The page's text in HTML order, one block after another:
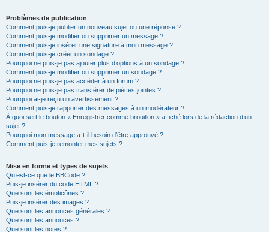
Problèmes de publication
Comment puis-je publier un nouveau sujet ou une réponse ?
Comment puis-je modifier ou supprimer un message ?
Comment puis-je insérer une signature à mon message ?
Comment puis-je créer un sondage ?
Pourquoi ne puis-je pas ajouter plus d’options à un sondage ?
Comment puis-je modifier ou supprimer un sondage ?
Pourquoi ne puis-je pas accéder à un forum ?
Pourquoi ne puis-je pas transférer de pièces jointes ?
Pourquoi ai-je reçu un avertissement ?
Comment puis-je rapporter des messages à un modérateur ?
À quoi sert le bouton « Enregistrer comme brouillon » affiché lors de la rédaction d’un
sujet ?
Pourquoi mon message a-t-il besoin d’être approuvé ?
Comment puis-je remonter mes sujets ?
Mise en forme et types de sujets
Qu’est-ce que le BBCode ?
Puis-je insérer du code HTML ?
Que sont les émoticônes ?
Puis-je insérer des images ?
Que sont les annonces générales ?
Que sont les annonces ?
Que sont les notes ?